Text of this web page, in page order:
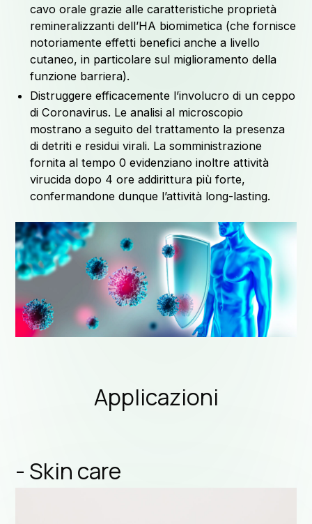
cavo orale grazie alle caratteristiche proprietà
remineralizzanti dell’HA biomimetica (che fornisce
notoriamente effetti benefici anche a livello
cutaneo, in particolare sul miglioramento della
funzione barriera).
Distruggere efficacemente l’involucro di un ceppo
di Coronavirus. Le analisi al microscopio
mostrano a seguito del trattamento la presenza
di detriti e residui virali. La somministrazione
fornita al tempo 0 evidenziano inoltre attività
virucida dopo 4 ore addirittura più forte,
confermandone dunque l’attività long-lasting.
Applicazioni
- Skin care